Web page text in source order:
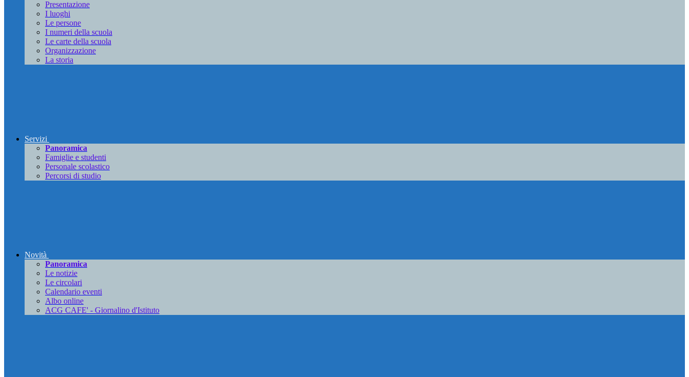
Presentazione
I luoghi
Le persone
I numeri della scuola
Le carte della scuola
Organizzazione
La storia
Servizi
Panoramica
Famiglie e studenti
Personale scolastico
Percorsi di studio
Novità
Panoramica
Le notizie
Le circolari
Calendario eventi
Albo online
ACG CAFE' - Giornalino d'Istituto